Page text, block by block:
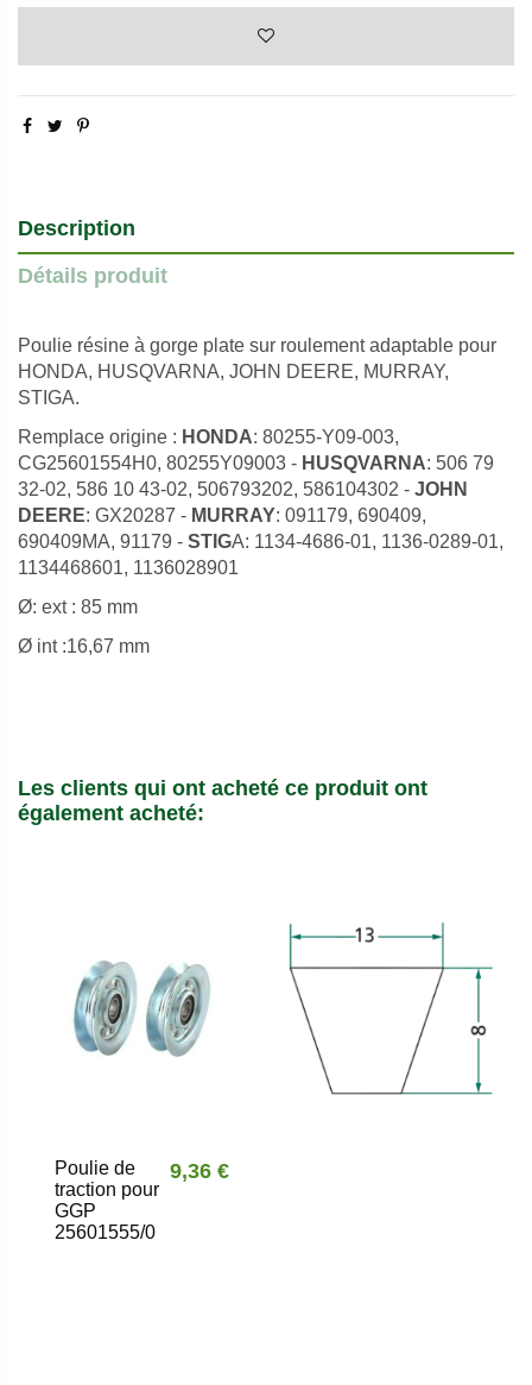
Description
Détails produit
Poulie résine à gorge plate sur roulement adaptable pour
HONDA, HUSQVARNA, JOHN DEERE, MURRAY,
STIGA.
Remplace origine : HONDA: 80255-Y09-003,
CG25601554H0, 80255Y09003 - HUSQVARNA: 506 79
32-02, 586 10 43-02, 506793202, 586104302 - JOHN
DEERE: GX20287 - MURRAY: 091179, 690409,
690409MA, 91179 - STIGA: 1134-4686-01, 1136-0289-01,
1134468601, 1136028901
Ø: ext : 85 mm
Ø int :16,67 mm
Les clients qui ont acheté ce produit ont
également acheté:
Poulie de
traction pour
GGP
25601555/0
9,36 €